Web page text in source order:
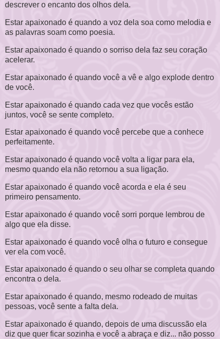
descrever o encanto dos olhos dela.
Estar apaixonado é quando a voz dela soa como melodia e
as palavras soam como poesia.
Estar apaixonado é quando o sorriso dela faz seu coração
acelerar.
Estar apaixonado é quando você a vê e algo explode dentro
de você.
Estar apaixonado é quando cada vez que vocês estão
juntos, você se sente completo.
Estar apaixonado é quando você percebe que a conhece
perfeitamente.
Estar apaixonado é quando você volta a ligar para ela,
mesmo quando ela não retornou a sua ligação.
Estar apaixonado é quando você acorda e ela é seu
primeiro pensamento.
Estar apaixonado é quando você sorri porque lembrou de
algo que ela disse.
Estar apaixonado é quando você olha o futuro e consegue
ver ela com você.
Estar apaixonado é quando o seu olhar se completa quando
encontra o dela.
Estar apaixonado é quando, mesmo rodeado de muitas
pessoas, você sente a falta dela.
Estar apaixonado é quando, depois de uma discussão ela
diz que quer ficar sozinha e você a abraça e diz... não posso